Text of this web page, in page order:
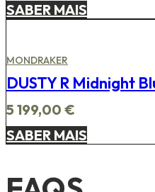
SABER MAIS
MONDRAKER
DUSTY R Midnight
5 199,00 €
SABER MAIS